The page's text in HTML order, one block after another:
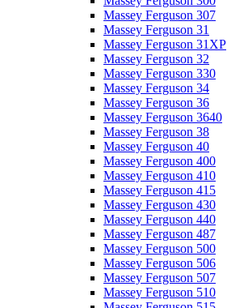
Massey Ferguson 307
Massey Ferguson 31
Massey Ferguson 31XP
Massey Ferguson 32
Massey Ferguson 330
Massey Ferguson 34
Massey Ferguson 36
Massey Ferguson 3640
Massey Ferguson 38
Massey Ferguson 40
Massey Ferguson 400
Massey Ferguson 410
Massey Ferguson 415
Massey Ferguson 430
Massey Ferguson 440
Massey Ferguson 487
Massey Ferguson 500
Massey Ferguson 506
Massey Ferguson 507
Massey Ferguson 510